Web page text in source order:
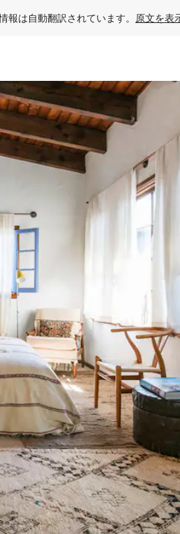
報は自動翻訳されています。 原文を表
ッチまたはスワイプして検索結果を確